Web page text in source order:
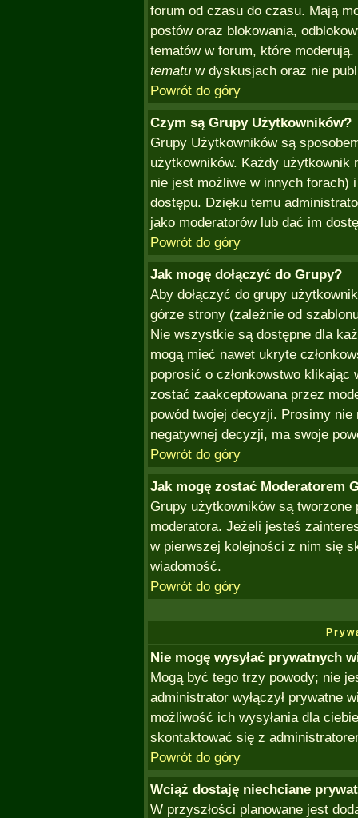
forum od czasu do czasu. Mają
postów oraz blokowania,
tematów w forum, które
tematu w dyskusjach oraz nie
Powrót do góry
Czym są Grupy Użytkowników?
Grupy Użytkowników są
użytkowników. Każdy użytkownik
nie jest możliwe w innych forach)
dostępu. Dzięku temu
jako moderatorów lub dać im
Powrót do góry
Jak mogę dołączyć do Grupy?
Aby dołączyć do grupy
górze strony (zależnie od
Nie wszystkie są dostępne dla
mogą mieć nawet ukryte
poprosić o członkowstwo
zostać zaakceptowana przez
powód twojej decyzji. Prosimy
negatywnej decyzji, ma swoje
Powrót do góry
Jak mogę zostać Moderatorem
Grupy użytkowników są
moderatora. Jeżeli jesteś
w pierwszej kolejności z nim się
wiadomość.
Powrót do góry
Nie mogę wysyłać prywatnych
Mogą być tego trzy powody; nie
administrator wyłączył prywatne
możliwość ich wysyłania dla
skontaktować się z
Powrót do góry
Wciąż dostaję niechciane
W przyszłości planowane jest